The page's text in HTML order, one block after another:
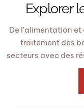
Explorer
De l'alimentation et
traitement des
secteurs avec des